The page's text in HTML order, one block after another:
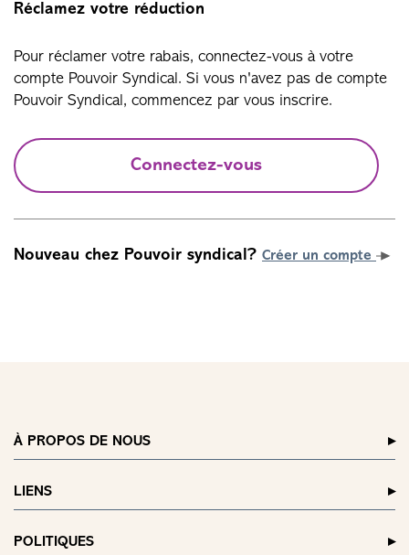
Réclamez votre réduction
Pour réclamer votre rabais, connectez-vous à votre
compte Pouvoir Syndical. Si vous n'avez pas de compte
Pouvoir Syndical, commencez par vous inscrire.
Connectez-vous
Nouveau chez Pouvoir syndical? Créer un compte
À PROPOS DE NOUS
LIENS
POLITIQUES